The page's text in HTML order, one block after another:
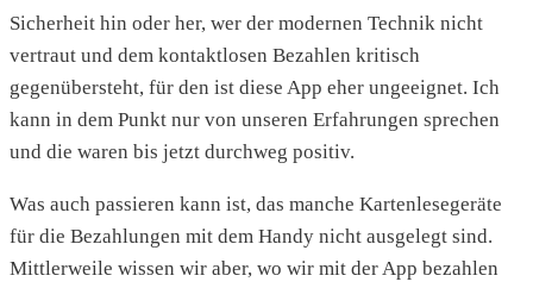
Sicherheit hin oder her, wer der modernen Technik nicht
vertraut und dem kontaktlosen Bezahlen kritisch
gegenübersteht, für den ist diese App eher ungeeignet. Ich
kann in dem Punkt nur von unseren Erfahrungen sprechen
und die waren bis jetzt durchweg positiv.
Was auch passieren kann ist, das manche Kartenlesegeräte
für die Bezahlungen mit dem Handy nicht ausgelegt sind.
Mittlerweile wissen wir aber, wo wir mit der App bezahlen